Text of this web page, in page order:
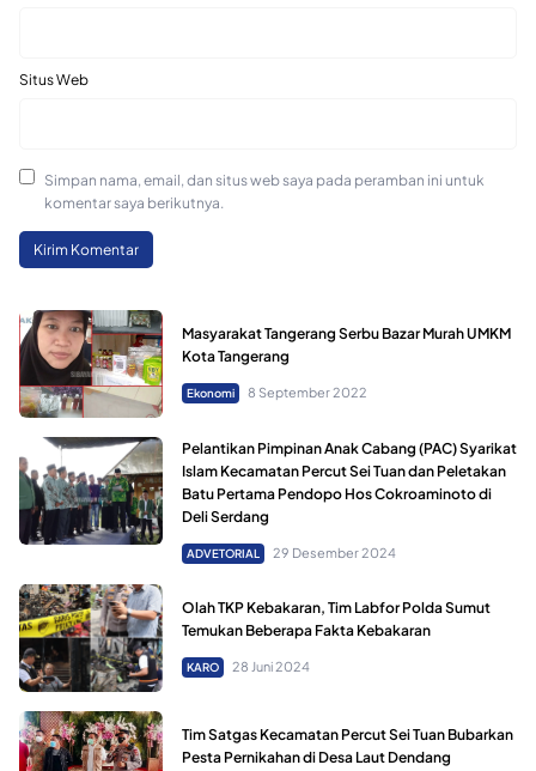
Situs Web
Simpan nama, email, dan situs web saya pada peramban ini untuk
komentar saya berikutnya.
Masyarakat Tangerang Serbu Bazar Murah UMKM
Kota Tangerang
Ekonomi 8 September 2022
Pelantikan Pimpinan Anak Cabang (PAC) Syarikat
Islam Kecamatan Percut Sei Tuan dan Peletakan
Batu Pertama Pendopo Hos Cokroaminoto di
Deli Serdang
ADVETORIAL 29 Desember 2024
Olah TKP Kebakaran, Tim Labfor Polda Sumut
Temukan Beberapa Fakta Kebakaran
KARO 28 Juni 2024
Tim Satgas Kecamatan Percut Sei Tuan Bubarkan
Pesta Pernikahan di Desa Laut Dendang